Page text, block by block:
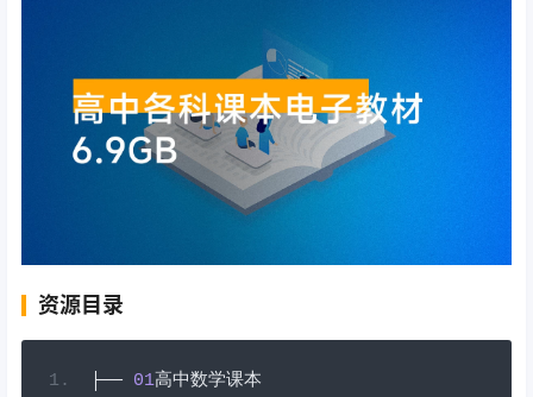
资源目录
├── 01高中数学课本